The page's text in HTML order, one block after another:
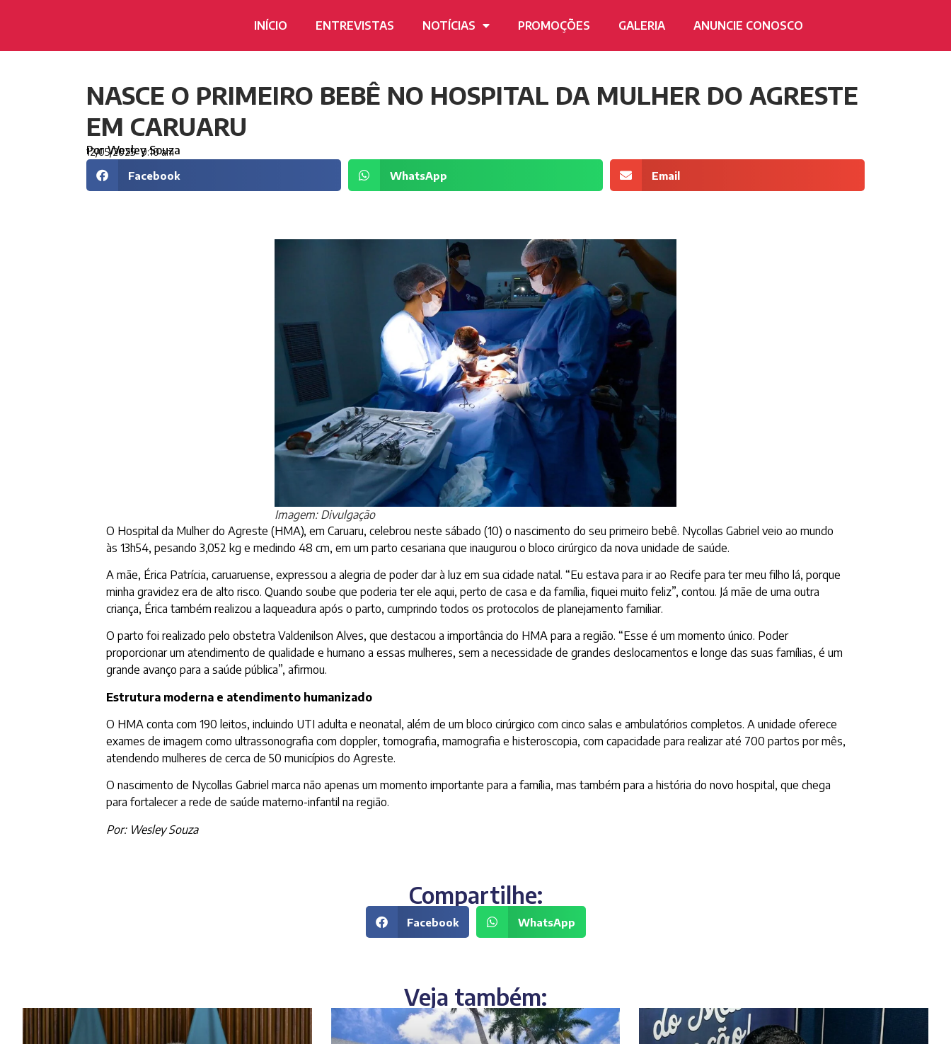
INÍCIO ENTREVISTAS NOTÍCIAS PROMOÇÕES GALERIA ANUNCIE CONOSCO
NASCE O PRIMEIRO BEBÊ NO HOSPITAL DA MULHER DO AGRESTE
EM CARUARU
PorWesley Souza
12/05/2025 9:10 am
Facebook WhatsApp Email
Imagem: Divulgação
O Hospital da Mulher do Agreste (HMA), em Caruaru, celebrou neste sábado (10) o nascimento do seu primeiro bebê. Nycollas Gabriel veio ao mundo
às 13h54, pesando 3,052 kg e medindo 48 cm, em um parto cesariana que inaugurou o bloco cirúrgico da nova unidade de saúde.
A mãe, Érica Patrícia, caruaruense, expressou a alegria de poder dar à luz em sua cidade natal. “Eu estava para ir ao Recife para ter meu filho lá, porque
minha gravidez era de alto risco. Quando soube que poderia ter ele aqui, perto de casa e da família, fiquei muito feliz”, contou. Já mãe de uma outra
criança, Érica também realizou a laqueadura após o parto, cumprindo todos os protocolos de planejamento familiar.
O parto foi realizado pelo obstetra Valdenilson Alves, que destacou a importância do HMA para a região. “Esse é um momento único. Poder
proporcionar um atendimento de qualidade e humano a essas mulheres, sem a necessidade de grandes deslocamentos e longe das suas famílias, é um
grande avanço para a saúde pública”, afirmou.
Estrutura moderna e atendimento humanizado
O HMA conta com 190 leitos, incluindo UTI adulta e neonatal, além de um bloco cirúrgico com cinco salas e ambulatórios completos. A unidade oferece
exames de imagem como ultrassonografia com doppler, tomografia, mamografia e histeroscopia, com capacidade para realizar até 700 partos por mês,
atendendo mulheres de cerca de 50 municípios do Agreste.
O nascimento de Nycollas Gabriel marca não apenas um momento importante para a família, mas também para a história do novo hospital, que chega
para fortalecer a rede de saúde materno-infantil na região.
Por: Wesley Souza
Compartilhe:
Facebook WhatsApp
Veja também: